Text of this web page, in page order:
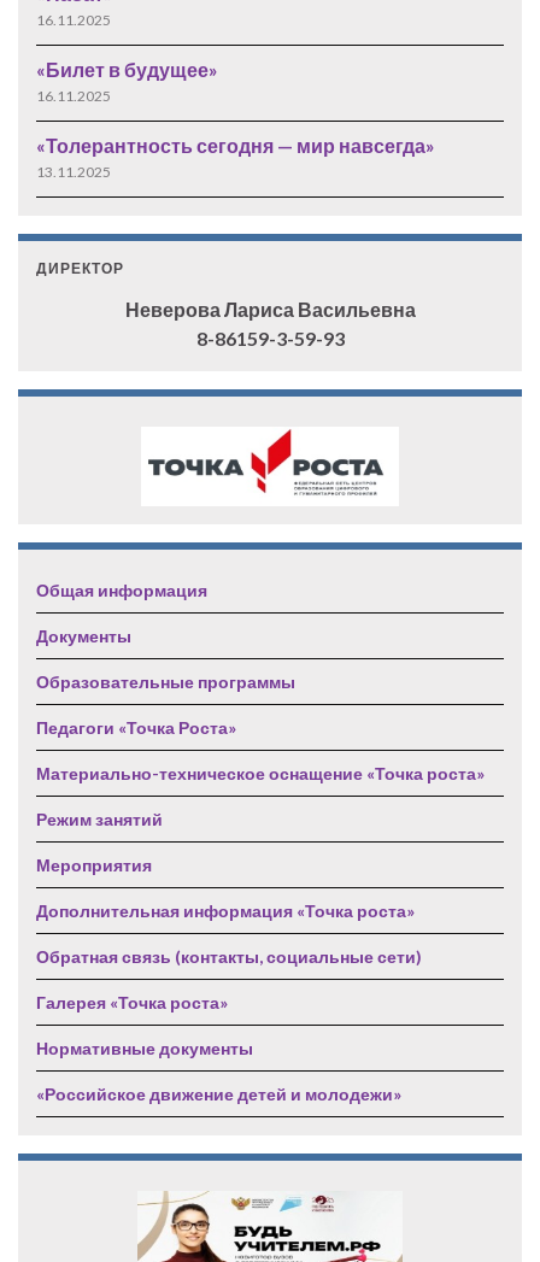
16.11.2025
«Билет в будущее»
16.11.2025
«Толерантность сегодня — мир навсегда»
13.11.2025
ДИРЕКТОР
Неверова Лариса Васильевна
8-86159-3-59-93
Общая информация
Документы
Образовательные программы
Педагоги «Точка Роста»
Материально-техническое оснащение «Точка роста»
Режим занятий
Мероприятия
Дополнительная информация «Точка роста»
Обратная связь (контакты, социальные сети)
Галерея «Точка роста»
Нормативные документы
«Российское движение детей и молодежи»